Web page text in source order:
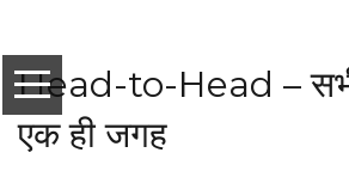
Head-to-Head –
एक ही जगह